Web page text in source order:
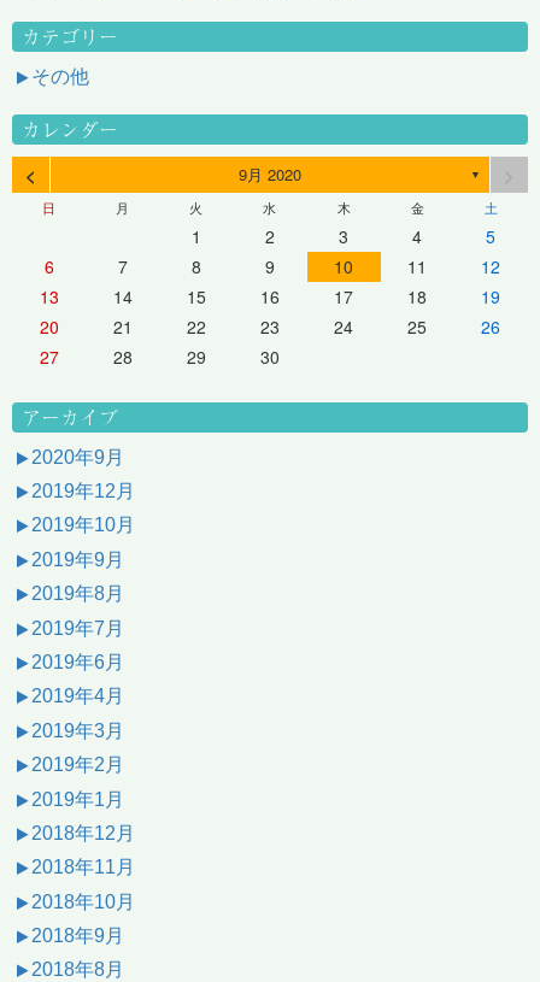
カテゴリー
その他
カレンダー
< 9月 2020 ▼
日 月 火 水 木 金 土
1 2 3 4
5
6
7 8 9 10 11
12
13
14 15 16 17 18
19
20
21 22 23 24 25
26
27
28 29 30
アーカイブ
2020年9月
2019年12月
2019年10月
2019年9月
2019年8月
2019年7月
2019年6月
2019年4月
2019年3月
2019年2月
2019年1月
2018年12月
2018年11月
2018年10月
2018年9月
2018年8月